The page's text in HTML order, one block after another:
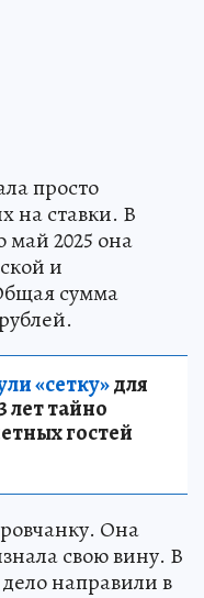
просто
на ставки. В
май 2025 она
и
сумма
«сетку»для
лет тайно
гостей
Она
свою вину. В
направили в